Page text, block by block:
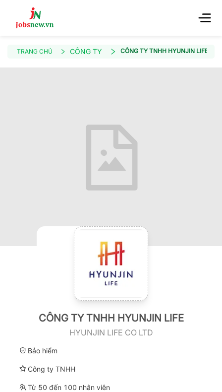
TRANG CHỦ CÔNG TY CÔNG TY TNHH HYUNJIN LIFE
CÔNG TY TNHH HYUNJIN LIFE
HYUNJIN LIFE CO LTD
Bảo hiểm
Công ty TNHH
Từ 50 đến 100 nhân viên